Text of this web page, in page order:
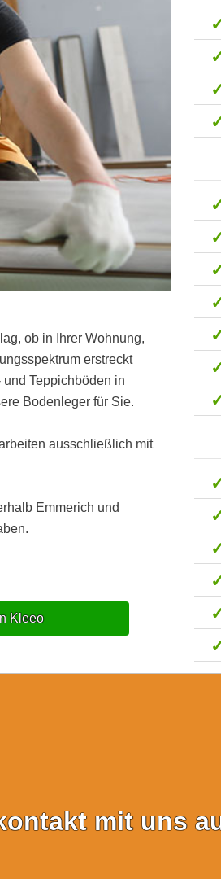
ob in Ihrer Wohnung,
erstreckt
Teppichböden in
Bodenleger für Sie.
ausschließlich mit
Emmerich und
Kleeo
mit uns